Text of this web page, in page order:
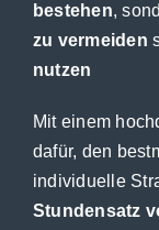
bestehen,
zu vermeiden
nutzen
Mit einem
dafür, den
individuelle
Stundensatz